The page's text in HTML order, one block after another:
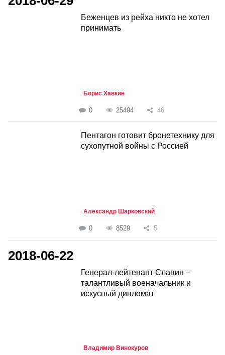
Беженцев из рейха никто не хотел
принимать
Борис Хавкин
0 25494 46
Пентагон готовит бронетехнику для
сухопутной войны с Россией
Александр Шарковский
0 8529 5
2018-06-22
Генерал-лейтенант Славин –
талантливый военачальник и
искусный дипломат
Владимир Винокуров